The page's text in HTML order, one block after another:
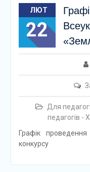
ЛЮТ
22
Для
педагогів -
Графік проведення
конкурсу